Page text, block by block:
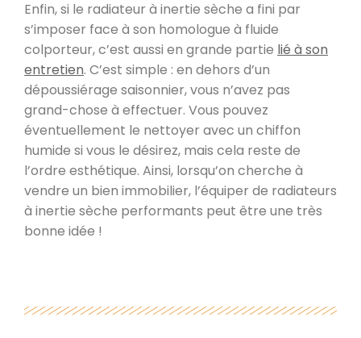
Enfin, si le radiateur à inertie sèche a fini par
s’imposer face à son homologue à fluide
colporteur, c’est aussi en grande partie lié à son
entretien. C’est simple : en dehors d’un
dépoussiérage saisonnier, vous n’avez pas
grand-chose à effectuer. Vous pouvez
éventuellement le nettoyer avec un chiffon
humide si vous le désirez, mais cela reste de
l’ordre esthétique. Ainsi, lorsqu’on cherche à
vendre un bien immobilier, l’équiper de radiateurs
à inertie sèche performants peut être une très
bonne idée !